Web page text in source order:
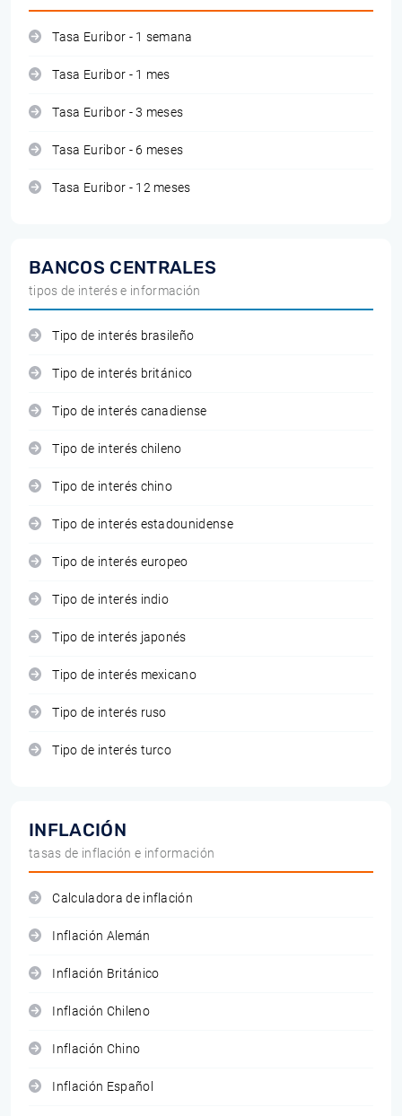
Tasa Euribor - 1 semana
Tasa Euribor - 1 mes
Tasa Euribor - 3 meses
Tasa Euribor - 6 meses
Tasa Euribor - 12 meses
BANCOS CENTRALES
tipos de interés e información
Tipo de interés brasileño
Tipo de interés británico
Tipo de interés canadiense
Tipo de interés chileno
Tipo de interés chino
Tipo de interés estadounidense
Tipo de interés europeo
Tipo de interés indio
Tipo de interés japonés
Tipo de interés mexicano
Tipo de interés ruso
Tipo de interés turco
INFLACIÓN
tasas de inflación e información
Calculadora de inflación
Inflación Alemán
Inflación Británico
Inflación Chileno
Inflación Chino
Inflación Español